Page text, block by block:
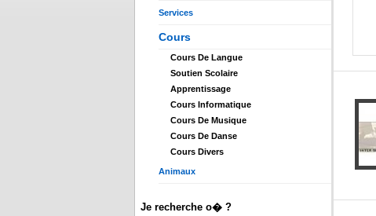
Services
Cours
Cours De Langue
Soutien Scolaire
Apprentissage
Cours Informatique
Cours De Musique
Cours De Danse
Cours Divers
Animaux
Je recherche o� ?